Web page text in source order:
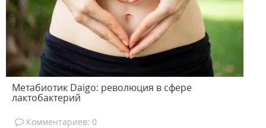
Метабиотик Daigo: революция в сфере
лактобактерий
Комментариев: 0